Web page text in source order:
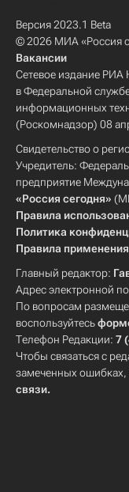
Версия 2023.1 Beta
© 2026 МИА «Россия
Вакансии
Сетевое издание РИА
в Федеральной
информационных
(Роскомнадзор) 08
Свидетельство о
Учредитель:
предприятие
«Россия сегодня»
Правила
Политика
Правила
Главный редактор:
Адрес электронной
По вопросам
воспользуйтесь
Телефон Редакции: 7
Чтобы связаться с
замеченных ошибках,
связи.